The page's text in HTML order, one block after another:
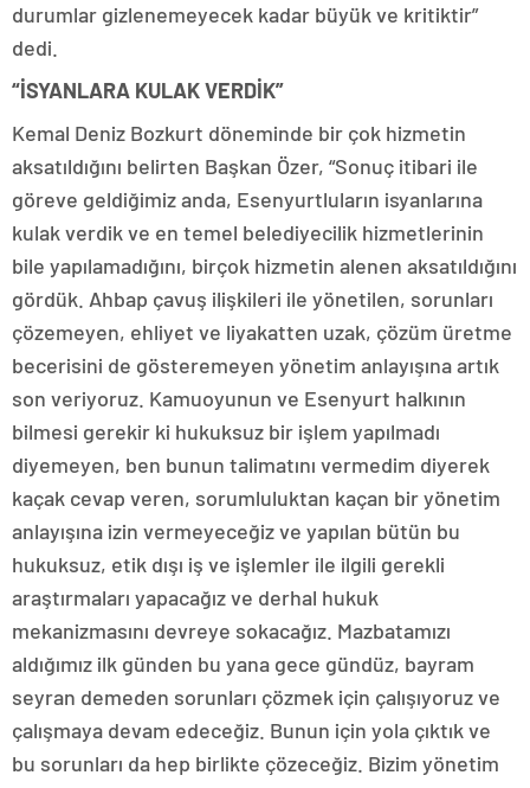
durumlar gizlenemeyecek kadar büyük ve kritiktir”
dedi.
“İSYANLARA KULAK VERDİK”
Kemal Deniz Bozkurt döneminde bir çok hizmetin
aksatıldığını belirten Başkan Özer, “Sonuç itibari ile
göreve geldiğimiz anda, Esenyurtluların isyanlarına
kulak verdik ve en temel belediyecilik hizmetlerinin
bile yapılamadığını, birçok hizmetin alenen aksatıldığını
gördük. Ahbap çavuş ilişkileri ile yönetilen, sorunları
çözemeyen, ehliyet ve liyakatten uzak, çözüm üretme
becerisini de gösteremeyen yönetim anlayışına artık
son veriyoruz. Kamuoyunun ve Esenyurt halkının
bilmesi gerekir ki hukuksuz bir işlem yapılmadı
diyemeyen, ben bunun talimatını vermedim diyerek
kaçak cevap veren, sorumluluktan kaçan bir yönetim
anlayışına izin vermeyeceğiz ve yapılan bütün bu
hukuksuz, etik dışı iş ve işlemler ile ilgili gerekli
araştırmaları yapacağız ve derhal hukuk
mekanizmasını devreye sokacağız. Mazbatamızı
aldığımız ilk günden bu yana gece gündüz, bayram
seyran demeden sorunları çözmek için çalışıyoruz ve
çalışmaya devam edeceğiz. Bunun için yola çıktık ve
bu sorunları da hep birlikte çözeceğiz. Bizim yönetim